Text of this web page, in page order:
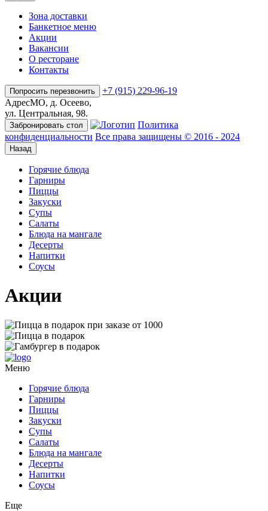
Зона доставки
Банкетное меню
Акции
Вакансии
О ресторане
Контакты
Попросить перезвонить
+7 (915) 229-96-19
АдресМО, д. Осеево,
ул. Центральная, 98.
Забронировать стол
Политика
конфиденциальности Все права защищены © 2016 - 2024
Назад
Горячие блюда
Гарниры
Пиццы
Закуски
Супы
Салаты
Блюда на мангале
Десерты
Напитки
Соусы
Акции
Меню
Горячие блюда
Гарниры
Пиццы
Закуски
Супы
Салаты
Блюда на мангале
Десерты
Напитки
Соусы
Еще